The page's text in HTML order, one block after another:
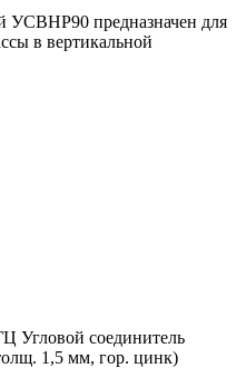
УСВНР90 предназначен для
в вертикальной
Угловой соединитель
1,5 мм, гор. цинк)